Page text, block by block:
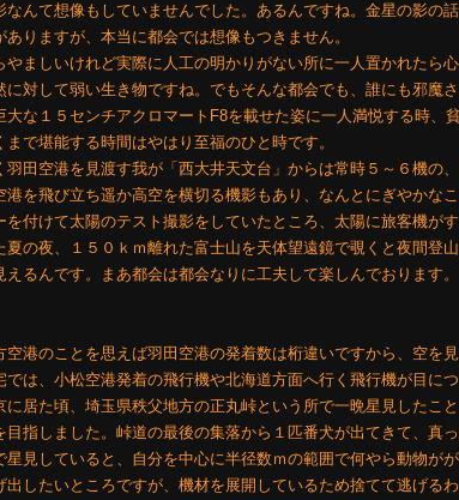
なんて想像もしていませんでした。あるんですね。金星の影の
ありますが、本当に都会では想像もつきません。
やましいけれど実際に人工の明かりがない所に一人置かれたら
に対して弱い生き物ですね。でもそんな都会でも、誰にも邪魔
大な１５センチアクロマートF8を載せた姿に一人満悦する時
まで堪能する時間はやはり至福のひと時です。
羽田空港を見渡す我が「西大井天文台」からは常時５～６機の
港を飛び立ち遥か高空を横切る機影もあり、なんとにぎやかな
を付けて太陽のテスト撮影をしていたところ、太陽に旅客機が
夏の夜、１５０ｋｍ離れた富士山を天体望遠鏡で覗くと夜間登
えるんです。まあ都会は都会なりに工夫して楽しんでおります
空港のことを思えば羽田空港の発着数は桁違いですから、空を
では、小松空港発着の飛行機や北海道方面へ行く飛行機が目に
に居た頃、埼玉県秩父地方の正丸峠という所で一晩星見したこ
目指しました。峠道の最後の集落から１匹番犬が出てきて、真
星見していると、自分を中心に半径数ｍの範囲で何やら動物が
出したいところですが、機材を展開しているため捨てて逃げる